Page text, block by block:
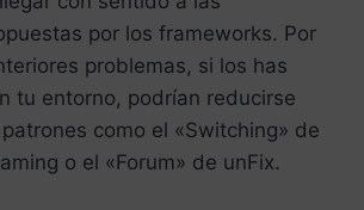
por los frameworks. Por
problemas, si los has
tu entorno, podrían reducirse
como el «Switching» de
o el «Forum» de unFix.